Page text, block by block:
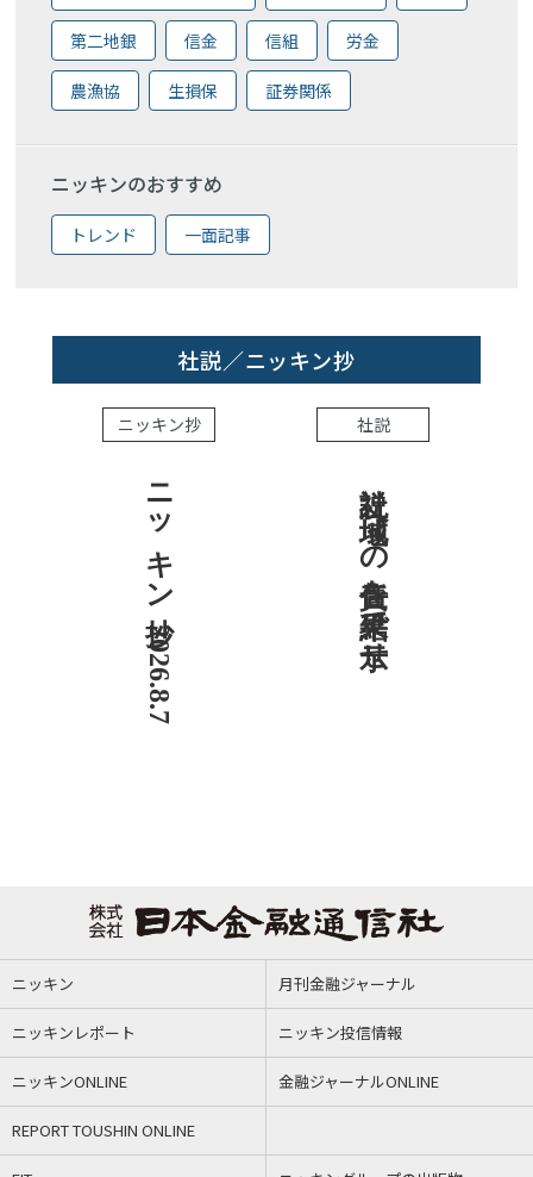
第二地銀 信金 信組 労金
農漁協 生損保 証券関係
ニッキンのおすすめ
トレンド 一面記事
社説／ニッキン抄
ニッキン抄
ニッキン抄 2026.8.7
社説
社説 地域への責任を結果で示せ
ニッキン 月刊金融ジャーナル
ニッキンレポート ニッキン投信情報
ニッキンONLINE 金融ジャーナルONLINE
REPORT TOUSHIN ONLINE